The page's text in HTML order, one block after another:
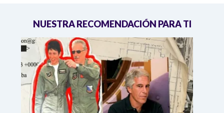
NUESTRA RECOMENDACIÓN PARA TI